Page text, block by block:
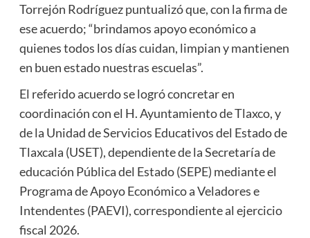
Torrejón Rodríguez puntualizó que, con la firma de
ese acuerdo; “brindamos apoyo económico a
quienes todos los días cuidan, limpian y mantienen
en buen estado nuestras escuelas”.
El referido acuerdo se logró concretar en
coordinación con el H. Ayuntamiento de Tlaxco, y
de la Unidad de Servicios Educativos del Estado de
Tlaxcala (USET), dependiente de la Secretaría de
educación Pública del Estado (SEPE) mediante el
Programa de Apoyo Económico a Veladores e
Intendentes (PAEVI), correspondiente al ejercicio
fiscal 2026.